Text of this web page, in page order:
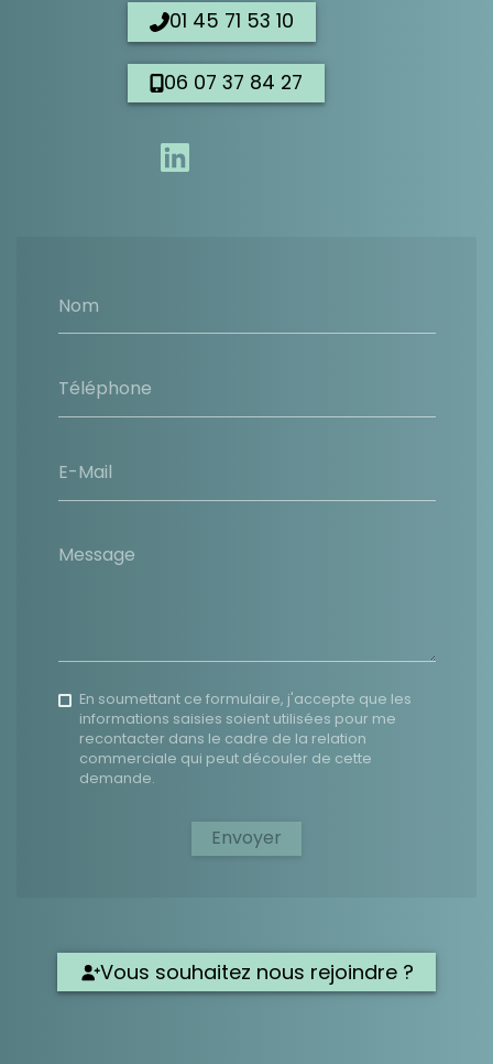
Nom
Téléphone
E-Mail
Message
En soumettant ce formulaire, j'accepte que les
informations saisies soient utilisées pour me
recontacter dans le cadre de la relation
commerciale qui peut découler de cette
demande.
Envoyer
01 45 71 53 10
06 07 37 84 27
Vous souhaitez nous rejoindre ?